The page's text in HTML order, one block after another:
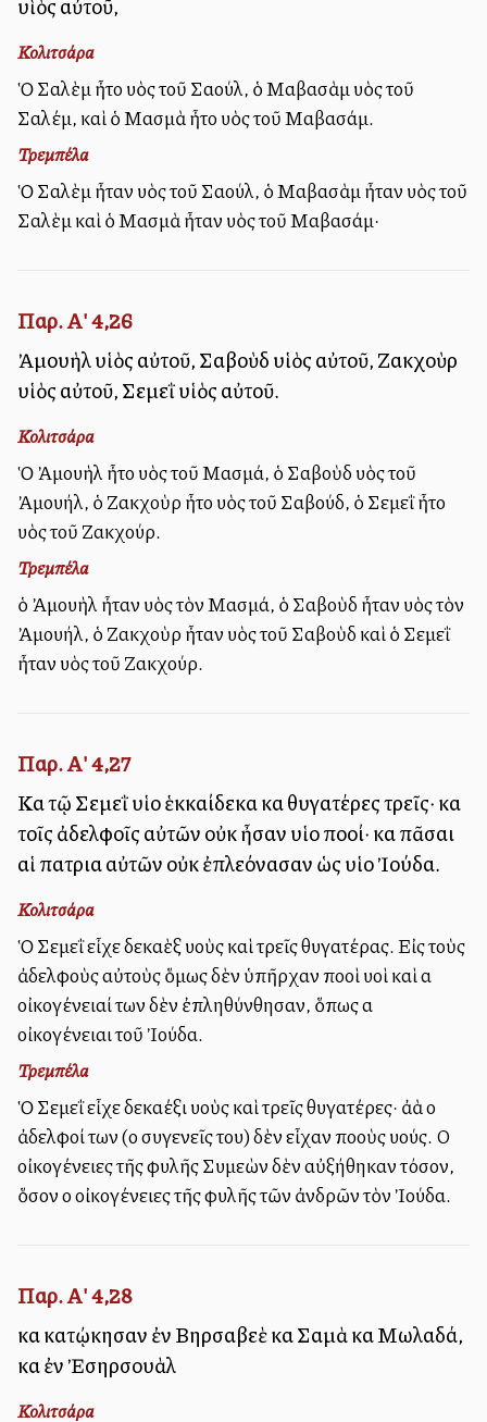
υἱὸς αὐτοῦ,
Κολιτσάρα
Ὁ Σαλὲμ ἦτο υἱὸς τοῦ Σαούλ, ὁ Μαβασὰμ υἱὸς τοῦ
Σαλέμ, καὶ ὁ Μασμὰ ἦτο υἱὸς τοῦ Μαβασάμ.
Τρεμπέλα
Ὁ Σαλὲμ ἦταν υἱὸς τοῦ Σαούλ, ὁ Μαβασὰμ ἦταν υἱὸς τοῦ
Σαλὲμ καὶ ὁ Μασμὰ ἦταν υἱὸς τοῦ Μαβασάμ·
Παρ. Α' 4,26
Ἀμουὴλ υἱὸς αὐτοῦ, Σαβοὺδ υἱὸς αὐτοῦ, Ζακχοὺρ
υἱὸς αὐτοῦ, Σεμεῒ υἱὸς αὐτοῦ.
Κολιτσάρα
Ὁ Ἀμουὴλ ἦτο υἱὸς τοῦ Μασμά, ὁ Σαβοὺδ υἱὸς τοῦ
Ἀμουήλ, ὁ Ζακχοὺρ ἦτο υἱὸς τοῦ Σαβούδ, ὁ Σεμεῒ ἦτο
υἱὸς τοῦ Ζακχούρ.
Τρεμπέλα
ὁ Ἀμουὴλ ἦταν υἱὸς τὸν Μασμά, ὁ Σαβοὺδ ἦταν υἱὸς τὸν
Ἀμουήλ, ὁ Ζακχοὺρ ἦταν υἱὸς τοῦ Σαβοὺδ καὶ ὁ Σεμεῒ
ἦταν υἱὸς τοῦ Ζακχούρ.
Παρ. Α' 4,27
Καὶ τῷ Σεμεῒ υἱοὶ ἑκκαίδεκα καὶ θυγατέρες τρεῖς· καὶ
τοῖς ἀδελφοῖς αὐτῶν οὐκ ἦσαν υἱοὶ πολλοί· καὶ πᾶσαι
αἱ πατριαὶ αὐτῶν οὐκ ἐπλεόνασαν ὡς υἱοὶ Ἰούδα.
Κολιτσάρα
Ὁ Σεμεῒ εἶχε δεκαὲξ υἱοὺς καὶ τρεῖς θυγατέρας. Εἰς τοὺς
ἀδελφοὺς αὐτοὺς ὅμως δὲν ὑπῆρχαν πολλοὶ υἱοὶ καὶ αἱ
οἰκογένειαί των δὲν ἐπληθύνθησαν, ὅπως αἱ
οἰκογένειαι τοῦ Ἰούδα.
Τρεμπέλα
Ὁ Σεμεῒ εἶχε δεκαέξι υἱοὺς καὶ τρεῖς θυγατέρες· ἀλλὰ οἱ
ἀδελφοί των (οἱ συγενεῖς του) δὲν εἶχαν πολλοὺς υἱούς. Οἱ
οἰκογένειες τῆς φυλῆς Συμεὼν δὲν αὐξήθηκαν τόσον,
ὅσον οἱ οἰκογένειες τῆς φυλῆς τῶν ἀνδρῶν τὸν Ἰούδα.
Παρ. Α' 4,28
καὶ κατῴκησαν ἐν Βηρσαβεὲ καὶ Σαμὰ καὶ Μωλαδά,
καὶ ἐν Ἐσηρσουὰλ
Κολιτσάρα